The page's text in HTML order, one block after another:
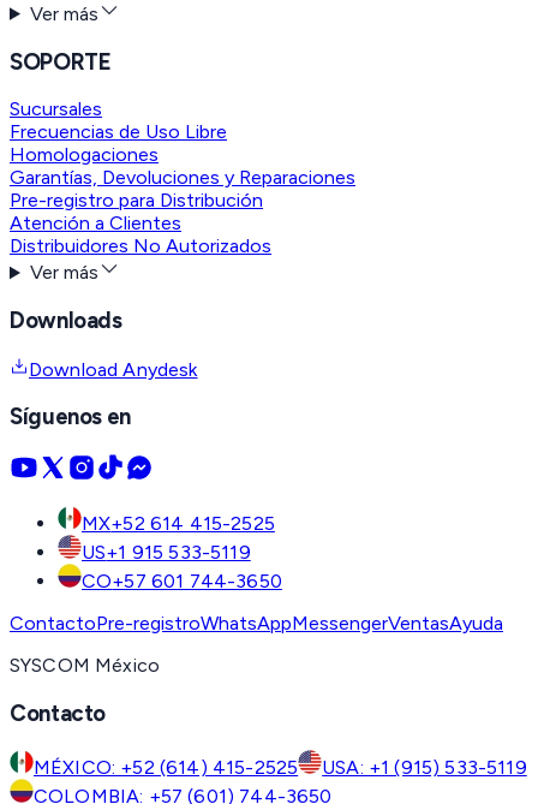
Ver más
SOPORTE
Sucursales
Frecuencias de Uso Libre
Homologaciones
Garantías, Devoluciones y Reparaciones
Pre-registro para Distribución
Atención a Clientes
Distribuidores No Autorizados
Ver más
Downloads
Download Anydesk
Síguenos en
MX+52 614 415-2525
US+1 915 533-5119
CO+57 601 744-3650
ContactoPre-registroWhatsAppMessengerVentasAyuda
SYSCOM México
Contacto
MÉXICO: +52 (614) 415-2525
USA: +1 (915) 533-5119
COLOMBIA: +57 (601) 744-3650